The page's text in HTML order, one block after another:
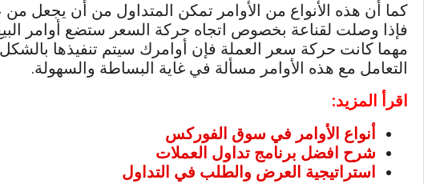
كما أن هذه الأنواع من الأوامر تمكن المتداول من أن يجعل
فإذا وصلت لقناعة بخصوص اتجاه حركة السعر ستضع أوامر
مهما كانت حركة سعر العملة فإن أوامرك سيتم تنفيذها
التعامل مع هذه الأوامر مسألة في غاية البساطة والسهولة.
اقرأ المزيد:
أنواع الأوامر في سوق الفوركس
شرح افضل برنامج تداول العملات
استراتيجية العرض والطلب في التداول